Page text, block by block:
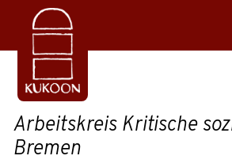
Arbeitskreis Kritische
Bremen